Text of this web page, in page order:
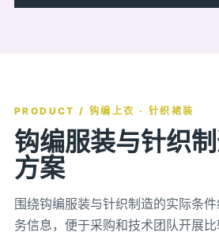
PRODUCT / 钩编上衣 · 针织裙装
钩编服装与针织
方案
围绕钩编服装与针织制造的实际条
务信息，便于采购和技术团队开展比